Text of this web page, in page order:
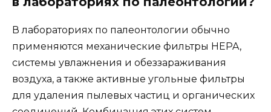
В лабораториях по палеонтологии обычно
применяются механические фильтры HEPA,
системы увлажнения и обеззараживания
воздуха, а также активные угольные фильтры
для удаления пылевых частиц и органических